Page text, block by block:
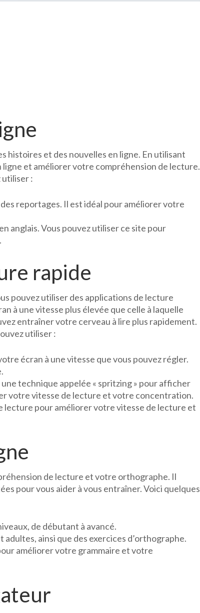
histoires et des nouvelles en ligne. En utilisant
ligne et améliorer votre compréhension de lecture.
utiliser :
reportages. Il est idéal pour améliorer votre
anglais. Vous pouvez utiliser ce site pour
rapide
pouvez utiliser des applications de lecture
à une vitesse plus élevée que celle à laquelle
entraîner votre cerveau à lire plus rapidement.
utiliser :
écran à une vitesse que vous pouvez régler.
technique appelée « spritzing » pour afficher
votre vitesse de lecture et votre concentration.
lecture pour améliorer votre vitesse de lecture et
de lecture et votre orthographe. Il
pour vous aider à vous entraîner. Voici quelques
de débutant à avancé.
ainsi que des exercices d’orthographe.
améliorer votre grammaire et votre